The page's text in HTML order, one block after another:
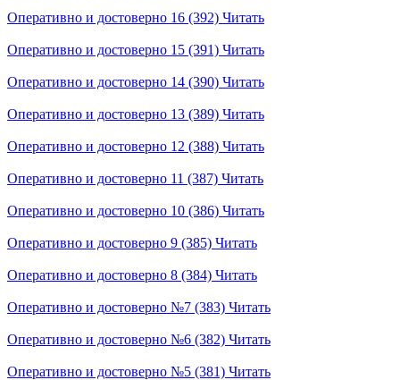
Оперативно и достоверно 16 (392) Читать
Оперативно и достоверно 15 (391) Читать
Оперативно и достоверно 14 (390) Читать
Оперативно и достоверно 13 (389) Читать
Оперативно и достоверно 12 (388) Читать
Оперативно и достоверно 11 (387) Читать
Оперативно и достоверно 10 (386) Читать
Оперативно и достоверно 9 (385) Читать
Оперативно и достоверно 8 (384) Читать
Оперативно и достоверно №7 (383) Читать
Оперативно и достоверно №6 (382) Читать
Оперативно и достоверно №5 (381) Читать